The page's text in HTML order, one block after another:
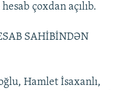
çoxdan açılıb.
SAHİBİNDƏN
Hamlet İsaxanlı,